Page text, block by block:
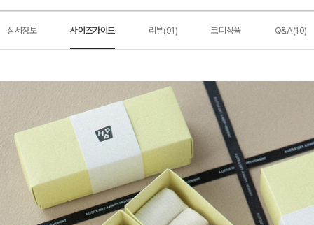
상세정보 사이즈가이드 리뷰(91) 코디상품 Q&A(10)